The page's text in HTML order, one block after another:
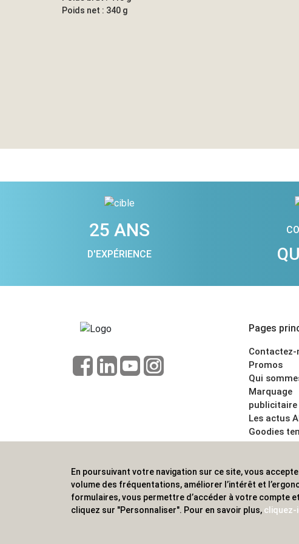
Poids net : 340 g
25 ANS
D'EXPÉRIENCE
Pages
Contactez-
Promos
Qui
Marquage
publicitaire
Les actus
Goodies
CGV
ALVS, fournisseur d'objets publicitaires, pour les
En poursuivant votre navigation sur ce site, vous
volume des fréquentations, améliorer l’intérêt et
formulaires, vous permettre d’accéder à votre compte
cliquez sur "Personnaliser". Pour en savoir plus, cliquez-